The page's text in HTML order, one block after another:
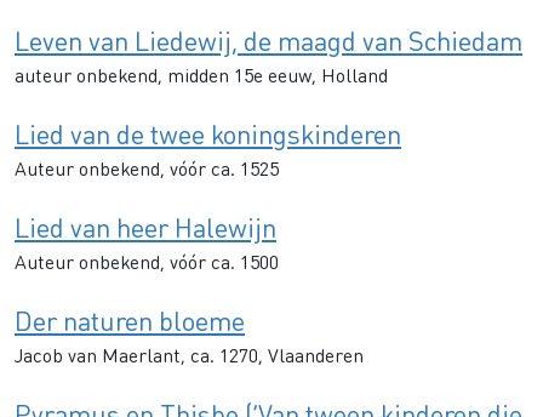
Leven van Liedewij, de maagd van Schiedam
auteur onbekend, midden 15e eeuw, Holland
Lied van de twee koningskinderen
Auteur onbekend, vóór ca. 1525
Lied van heer Halewijn
Auteur onbekend, vóór ca. 1500
Der naturen bloeme
Jacob van Maerlant, ca. 1270, Vlaanderen